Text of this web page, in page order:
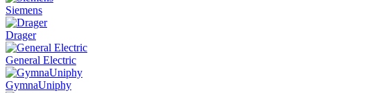
Siemens
Drager
General Electric
GymnaUniphy